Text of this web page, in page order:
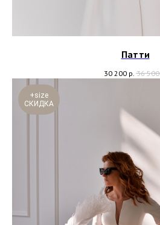
Патти
30 200 р. 36 500
+size
СКИДКА